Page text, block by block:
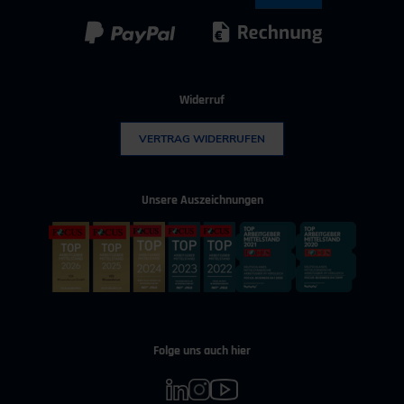
Widerruf
VERTRAG WIDERRUFEN
Unsere Auszeichnungen
Folge uns auch hier